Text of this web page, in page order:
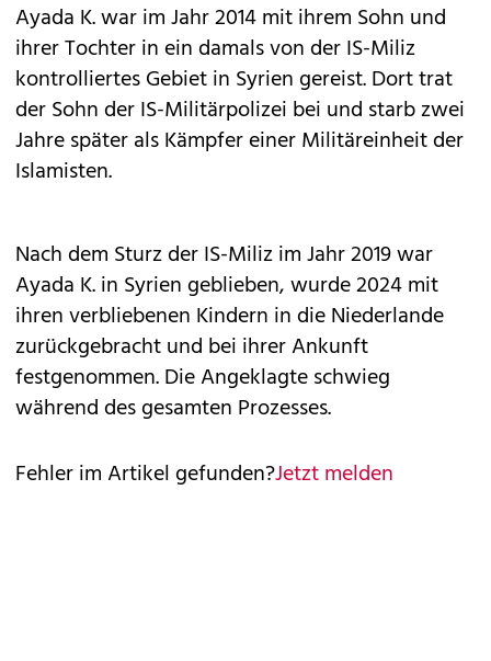
Ayada K. war im Jahr 2014 mit ihrem Sohn und
ihrer Tochter in ein damals von der IS-Miliz
kontrolliertes Gebiet in Syrien gereist. Dort trat
der Sohn der IS-Militärpolizei bei und starb zwei
Jahre später als Kämpfer einer Militäreinheit der
Islamisten.
Nach dem Sturz der IS-Miliz im Jahr 2019 war
Ayada K. in Syrien geblieben, wurde 2024 mit
ihren verbliebenen Kindern in die Niederlande
zurückgebracht und bei ihrer Ankunft
festgenommen. Die Angeklagte schwieg
während des gesamten Prozesses.
Fehler im Artikel gefunden?Jetzt melden